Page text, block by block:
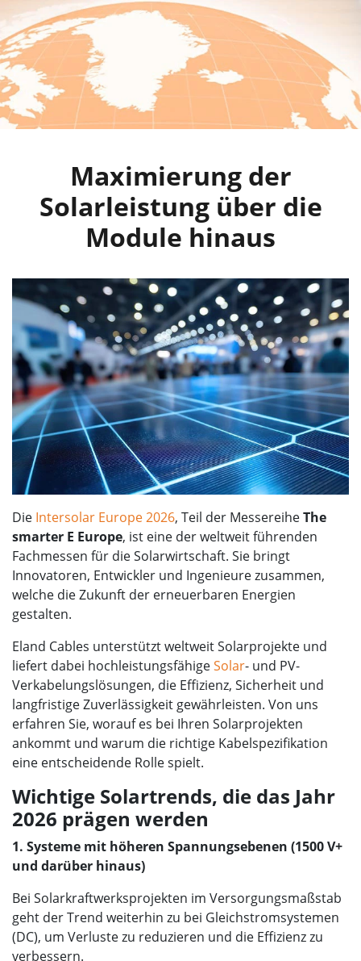
Maximierung der
Solarleistung über die
Module hinaus
Die Intersolar Europe 2026, Teil der MessereiheThe
smarter E Europe, ist eine der weltweit führenden
Fachmessen für die Solarwirtschaft. Sie bringt
Innovatoren, Entwickler und Ingenieure zusammen,
welche die Zukunft der erneuerbaren Energien
gestalten.
Eland Cables unterstützt weltweit Solarprojekte und
liefert dabei hochleistungsfähigeSolar- und PV-
Verkabelungslösungen, die Effizienz, Sicherheit und
langfristige Zuverlässigkeit gewährleisten. Von uns
erfahren Sie, worauf es bei Ihren Solarprojekten
ankommt und warum die richtige Kabelspezifikation
eine entscheidende Rolle spielt.
Wichtige Solartrends, die das Jahr
2026 prägen werden
1. Systeme mit höheren Spannungsebenen (1500 V+
und darüber hinaus)
Bei Solarkraftwerksprojekten im Versorgungsmaßstab
geht der Trend weiterhin zu bei Gleichstromsystemen
(DC), um Verluste zu reduzieren und die Effizienz zu
verbessern.